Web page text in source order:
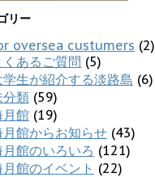
リー
oversea custumers (2)
くあるご質問 (5)
学生が紹介する淡路島 (6)
分類 (59)
月館 (19)
月館からお知らせ (43)
月館のいろいろ (121)
月館のイベント (22)